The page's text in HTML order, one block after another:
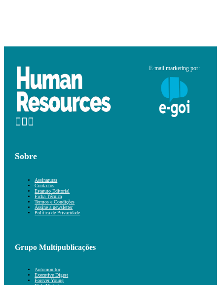
E-mail marketing por:
Sobre
Assinaturas
Contactos
Estatuto Editorial
Ficha Técnica
Termos e Condições
Assine a newsletter
Política de Privacidade
Grupo Multipublicações
Automonitor
Executive Digest
Forever Young